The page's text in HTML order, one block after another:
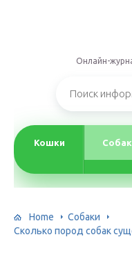
Онлайн-
Кошки
Home
Собаки
Сколько пород собак